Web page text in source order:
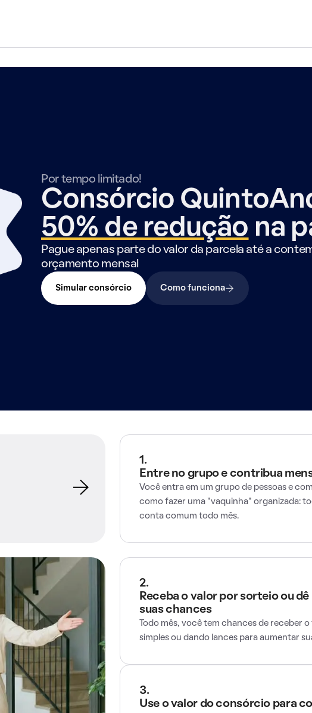
Por tempo limitado!
Consórcio
50% de redução na
Pague apenas parte do valor da parcela até a
orçamento mensal
Simular consórcio Como funciona
1.
Entre no grupo e contribua
Você entra em um grupo de pessoas e
como fazer uma "vaquinha" organizada:
conta comum todo mês.
2.
Receba o valor por sorteio ou
suas chances
Todo mês, você tem chances de receber
simples ou dando lances para aumentar
3.
Use o valor do consórcio para